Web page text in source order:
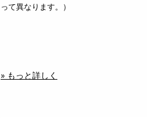
って異なります。）
» もっと詳しく